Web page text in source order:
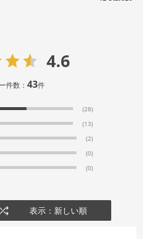
4.6
件数： 43件
(28)
(13)
(2)
(0)
(0)
表示：新しい順